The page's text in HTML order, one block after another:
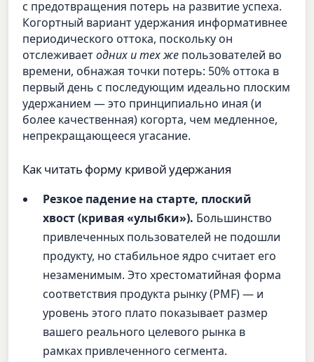
с предотвращения потерь на развитие успеха.
Когортный вариант удержания информативнее
периодического оттока, поскольку он
отслеживаетодних и тех же пользователей во
времени, обнажая точки потерь: 50% оттока в
первый день с последующим идеально плоским
удержанием — это принципиально иная (и
более качественная) когорта, чем медленное,
непрекращающееся угасание.
Как читать форму кривой удержания
Резкое падение на старте, плоский
хвост (кривая «улыбки»). Большинство
привлеченных пользователей не подошли
продукту, но стабильное ядро считает его
незаменимым. Это хрестоматийная форма
соответствия продукта рынку (PMF) — и
уровень этого плато показывает размер
вашего реального целевого рынка в
рамках привлеченного сегмента.